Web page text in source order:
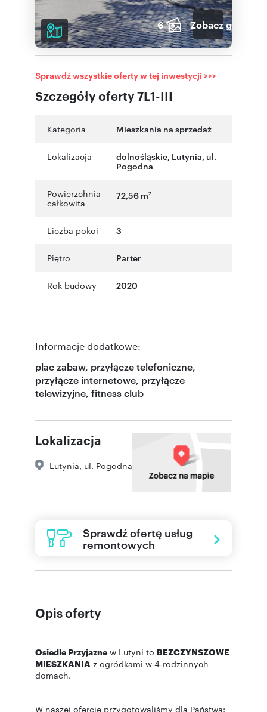
6 Zobacz galerię
Szczegóły oferty 7L1-III
Sprawdź wszystkie oferty w tej inwestycji >>>
Kategoria Mieszkania na sprzedaż
Lokalizacja dolnośląskie, Lutynia, ul.
Pogodna
Powierzchnia
całkowita
72,56 m2
Liczba pokoi 3
Piętro Parter
Rok budowy 2020
Informacje dodatkowe:
plac zabaw, przyłącze telefoniczne,
przyłącze internetowe, przyłącze
telewizyjne, fitness club
Lokalizacja
Lutynia, ul. Pogodna
Sprawdź ofertę usług
remontowych
Opis oferty
Osiedle Przyjazne w Lutyni to BEZCZYNSZOWE
MIESZKANIA z ogródkami w 4-rodzinnych
domach.
W naszej ofercie przygotowaliśmy dla Państwa: